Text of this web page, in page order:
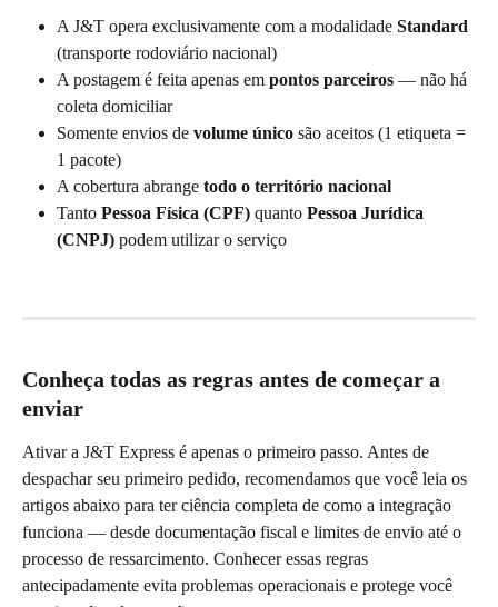
A J&T opera exclusivamente com a modalidade Standard
(transporte rodoviário nacional)
A postagem é feita apenas em pontos parceiros — não há
coleta domiciliar
Somente envios de volume único são aceitos (1 etiqueta =
1 pacote)
A cobertura abrange todo o território nacional
Tanto Pessoa Física (CPF) quanto Pessoa Jurídica
(CNPJ) podem utilizar o serviço
Conheça todas as regras antes de começar a
enviar
Ativar a J&T Express é apenas o primeiro passo. Antes de
despachar seu primeiro pedido, recomendamos que você leia os
artigos abaixo para ter ciência completa de como a integração
funciona — desde documentação fiscal e limites de envio até o
processo de ressarcimento. Conhecer essas regras
antecipadamente evita problemas operacionais e protege você